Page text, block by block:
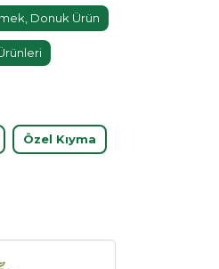
Donuk Ürün
Özel Kıyma